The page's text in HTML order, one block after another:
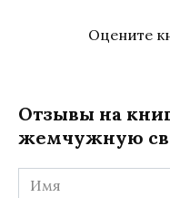
Оцените
Отзывы на
жемчужную
Имя